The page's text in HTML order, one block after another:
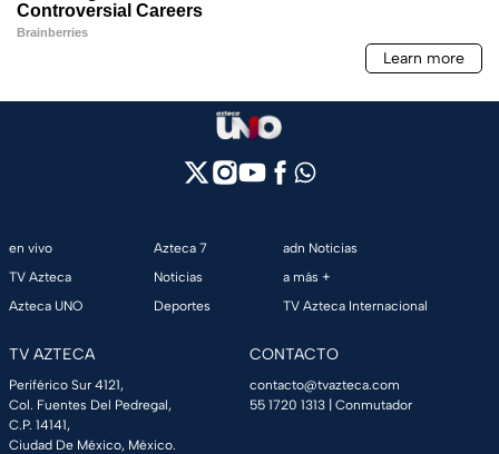
en vivo
TV Azteca
Azteca UNO
Azteca 7
Noticias
Deportes
adn Noticias
a más +
TV Azteca Internacional
TV AZTECA
Periférico Sur 4121,
Col. Fuentes Del Pedregal,
C.P. 14141,
Ciudad De México, México.
CONTACTO
contacto@tvazteca.com
55 1720 1313 | Conmutador